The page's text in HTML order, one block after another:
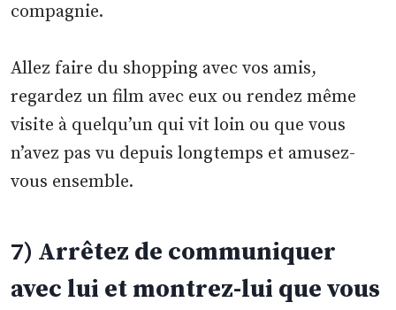
compagnie.
Allez faire du shopping avec vos amis,
regardez un film avec eux ou rendez même
visite à quelqu’un qui vit loin ou que vous
n’avez pas vu depuis longtemps et amusez-
vous ensemble.
7) Arrêtez de communiquer
avec lui et montrez-lui que vous